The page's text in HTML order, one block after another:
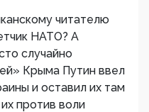
читателю
НАТО? А
случайно
Крыма Путин ввел
и оставил их там
против воли